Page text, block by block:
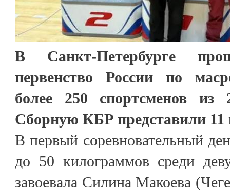
В Санкт-Петербурге
первенство России по
более 250 спортсменов из
Сборную КБР представили 11
В первый соревновательный
до 50 килограммов среди
завоевала Силина Макоева